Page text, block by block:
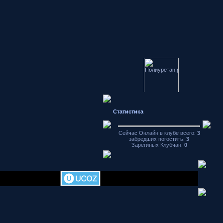
Японские
Hondamotor.ru
видео чат
аваторы
Статистика
Сейчас Онлайн в клубе всего: 3
забредших погостить: 3
Зарегиных Клубчан: 0